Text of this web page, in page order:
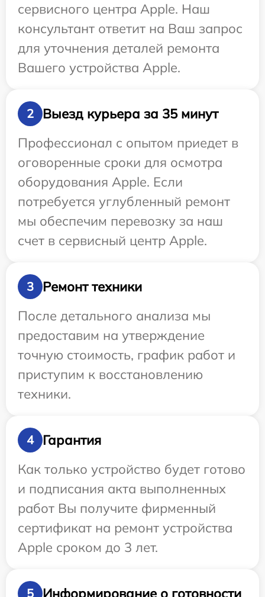
сервисного центра Apple. Наш
консультант ответит на Ваш запрос
для уточнения деталей ремонта
Вашего устройства Apple.
2
Выезд курьера за 35 минут
Профессионал с опытом приедет в
оговоренные сроки для осмотра
оборудования Apple. Если
потребуется углубленный ремонт
мы обеспечим перевозку за наш
счет в сервисный центр Apple.
3
Ремонт техники
После детального анализа мы
предоставим на утверждение
точную стоимость, график работ и
приступим к восстановлению
техники.
4
Гарантия
Как только устройство будет готово
и подписания акта выполненных
работ Вы получите фирменный
сертификат на ремонт устройства
Apple сроком до 3 лет.
5 Информирование о готовности